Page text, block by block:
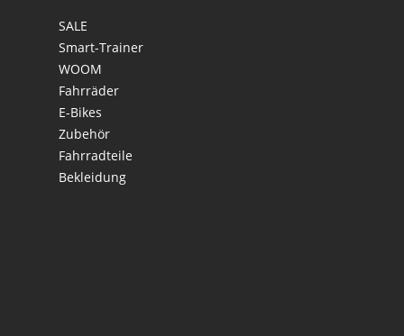
SALE
Smart-Trainer
WOOM
Fahrräder
E-Bikes
Zubehör
Fahrradteile
Bekleidung